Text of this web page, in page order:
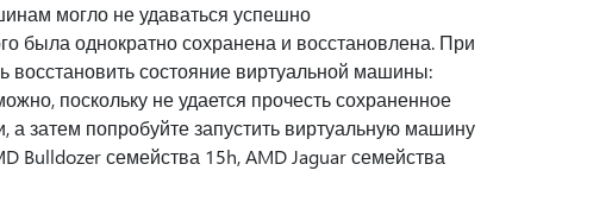
могло не удаваться успешно
была однократно сохранена и восстановлена. При
состояние виртуальной машины:
поскольку не удается прочесть сохраненное
затем попробуйте запустить виртуальную машину
Bulldozer семейства 15h, AMD Jaguar семейства